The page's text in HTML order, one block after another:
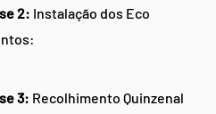
2: Instalação dos Eco
3: Recolhimento Quinzenal